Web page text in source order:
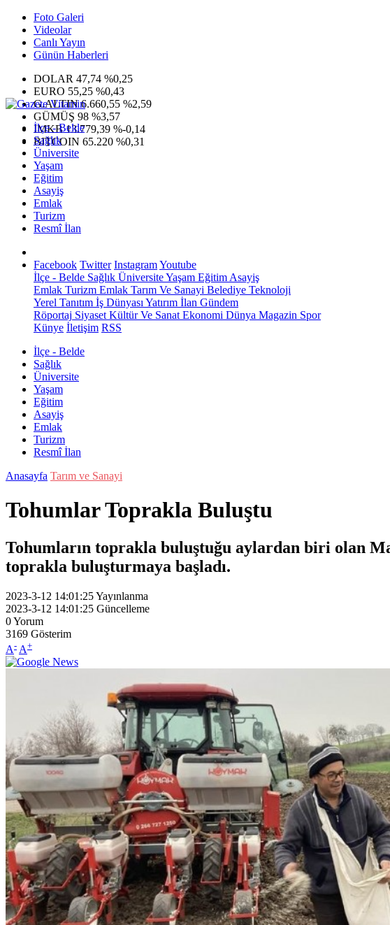
Foto Galeri
Videolar
Canlı Yayın
Günün Haberleri
DOLAR 47,74 %0,25
EURO 55,25 %0,43
G.ALTIN6.660,55 %2,59
GÜMÜŞ 98 %3,57
IMKB13.779,39 %-0,14
BITCOIN 65.220 %0,31
İlçe - Belde
Sağlık
Üniversite
Yaşam
Eğitim
Asayiş
Emlak
Turizm
Resmî İlan
Facebook Twitter InstagramYoutube
İlçe - Belde Sağlık ÜniversiteYaşam Eğitim Asayiş
Emlak Turizm Emlak Tarım Ve Sanayi Belediye Teknoloji
Yerel Tanıtım İş Dünyası Yatırım İlan Gündem
Röportaj Siyaset Kültür Ve Sanat Ekonomi Dünya Magazin Spor
Künye İletişim RSS
İlçe - Belde
Sağlık
Üniversite
Yaşam
Eğitim
Asayiş
Emlak
Turizm
Resmî İlan
Anasayfa Tarım ve Sanayi
Tohumlar Toprakla Buluştu
Tohumların toprakla buluştuğu aylardan biri olan
toprakla buluşturmaya başladı.
2023-3-12 14:01:25Yayınlanma
2023-3-12 14:01:25 Güncelleme
0Yorum
3169 Gösterim
A- A+